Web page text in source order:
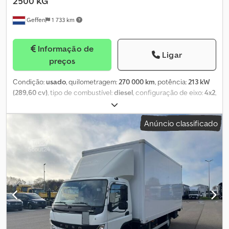
janelas = Observações = 3 unidades em stock Marca do
Geffen 1 733 km
Informação de
preços
Ligar
Condição:usado, quilometragem:270 000 km, potência:213 kW
(289,60 cv), tipo de combustível:diesel, configuração de eixo:4x2,
, cabina do condutor:
diurna, tipo de engrenagem:automático, classe de emissão:Euro
, comprimento do espaço de carga:7 300
2 500 mm
carga: 2 550 mm , Ano de fabrico:2021, Equipamento:
condicionado, controlo de velocidade de cruzeiro, espelho
retrovisor elétrico, fecho centralizado, plataforma elevatória
traseira, regulação eléctrica dos vidros, spoiler
, Ano de fabrico:
2021 Eixo dianteiro: Direcional; Perfil do pneu esquerdo: 30%;
Perfil do pneu direito: 30%; Suspensão: de feixe de molas Eixo
traseiro: Rodado duplo; Perfil do pneu interno esquerdo: 100%;
Perfil do pneu externo esquerdo: 100%; Perfil do pneu interno
Anúncio classificado